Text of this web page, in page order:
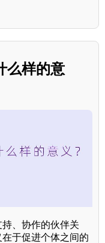
么样的意
、协作的伙伴关
于促进个体之间的